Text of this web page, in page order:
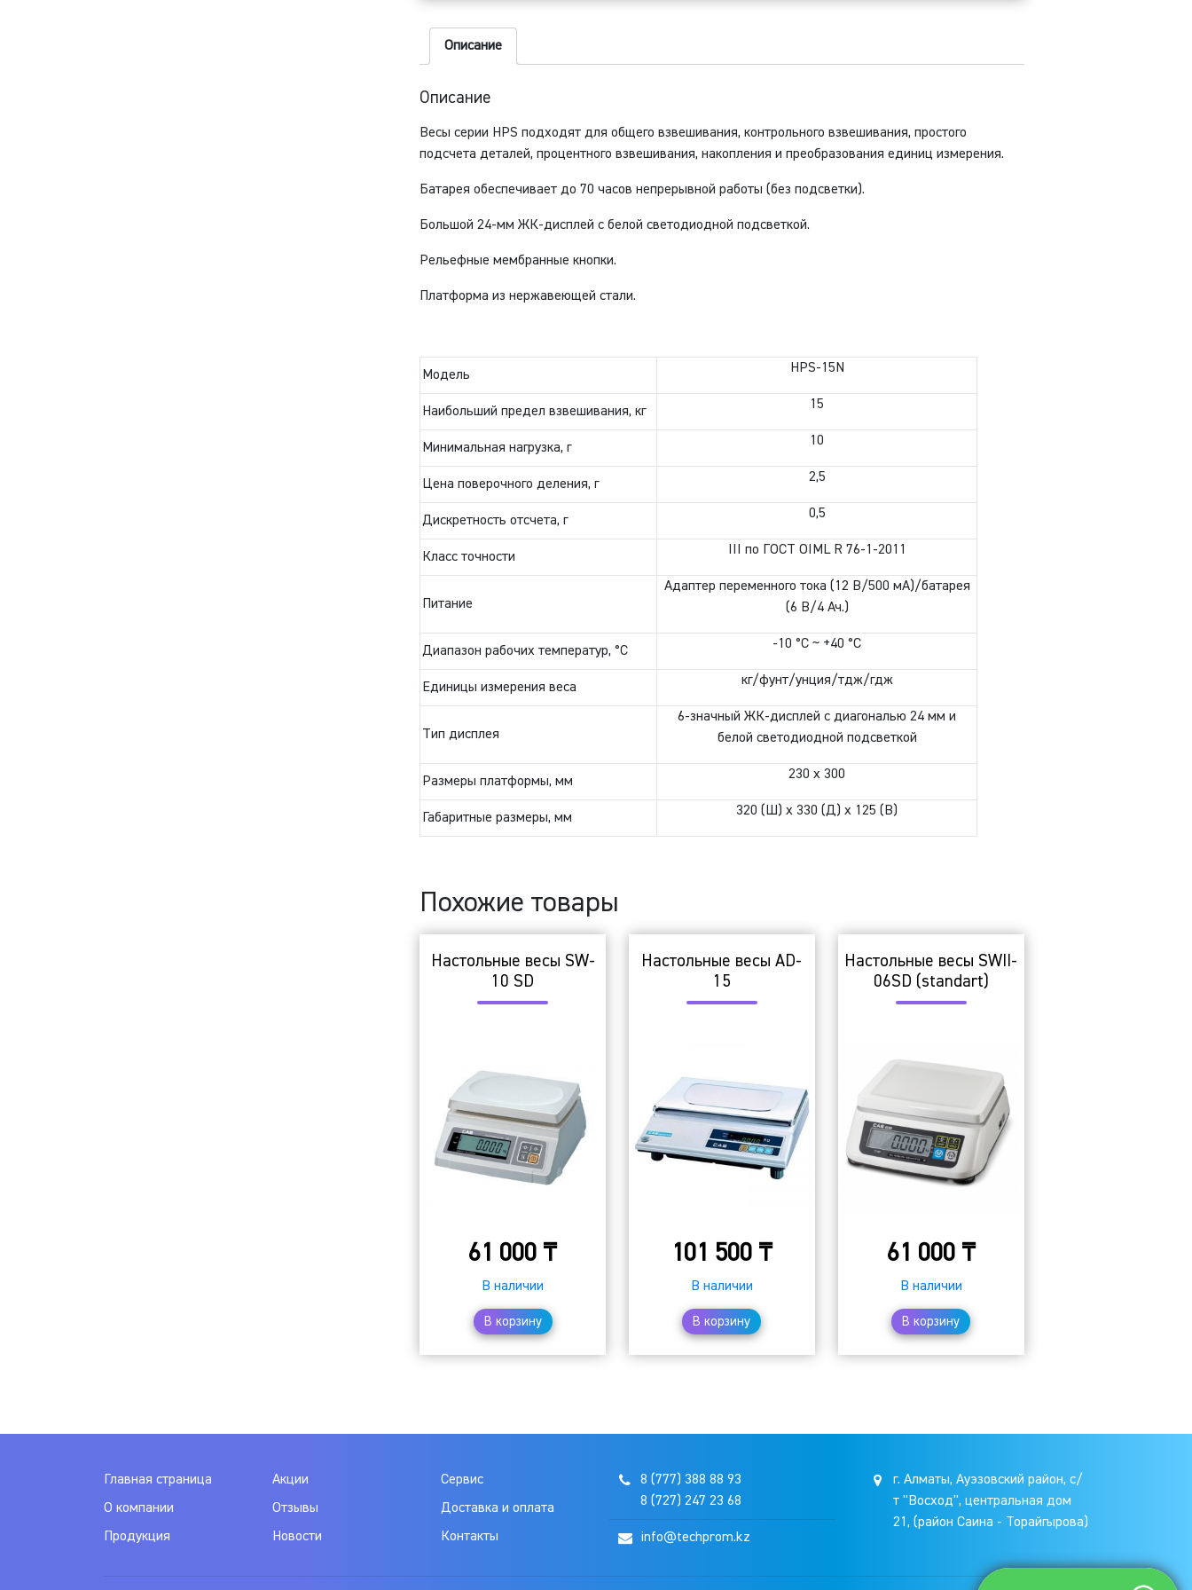
0,5
Описание
Описание
Весы серии HPS подходят для общего взвешивания, контрольного взвешивания, простого
подсчета деталей, процентного взвешивания, накопления и преобразования единиц измерения.
Батарея обеспечивает до 70 часов непрерывной работы (без подсветки).
Большой 24-мм ЖК-дисплей с белой светодиодной подсветкой.
Рельефные мембранные кнопки.
Платформа из нержавеющей стали.
Модель HPS-15N
Наибольший предел взвешивания, кг 15
Минимальная нагрузка, г 10
Цена поверочного деления, г 2,5
Дискретность отсчета, г 0,5
Класс точности III по ГОСТ OIML R 76-1-2011
Питание
Адаптер переменного тока (12 В/500 мА)/батарея
(6 В/4 Ач.)
Диапазон рабочих температур, °C -10 °C ~ +40 °C
Единицы измерения веса кг/фунт/унция/тдж/гдж
Тип дисплея
6-значный ЖК-дисплей с диагональю 24 мм и
белой светодиодной подсветкой
Размеры платформы, мм 230 х 300
Габаритные размеры, мм 320 (Ш) x 330 (Д) x 125 (В)
Похожие товары
Настольные весы SW-
10 SD
61 000 ₸
В наличии
В корзину
Настольные весы AD-
15
101 500 ₸
В наличии
В корзину
Настольные весы SWII-
06SD (standart)
61 000 ₸
В наличии
В корзину
Главная страница
О компании
Продукция
Акции
Отзывы
Новости
Сервис
Доставка и оплата
Контакты
8 (777) 388 88 93
8 (727) 247 23 68
info@techprom.kz
г. Алматы, Ауэзовский район, с/
т "Восход", центральная дом
21, (район Саина - Торайгырова)